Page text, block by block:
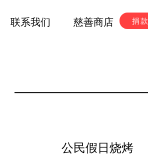
联系我们 慈善商店 捐款
公民假日烧烤